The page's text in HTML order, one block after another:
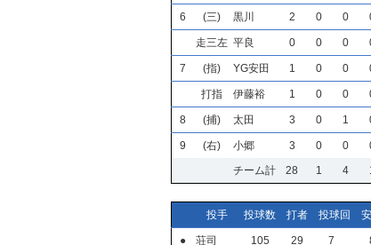
6 (三) 黒川 2 0 0
走三左 平良 0 0 0
7 (指) YG安田 1 0 0
打指 伊藤裕 1 0 0
8 (捕) 太田 3 0 1
9 (右) 小郷 3 0 0
チーム計
28 1 4
投手 投球数 打者 投球回
● 荘司 105 29 7